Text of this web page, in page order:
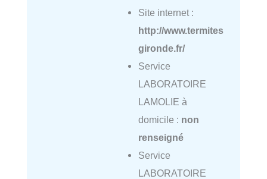
Site internet :
http://www.termites
gironde.fr/
Service
LABORATOIRE
LAMOLIE à
domicile : non
renseigné
Service
LABORATOIRE